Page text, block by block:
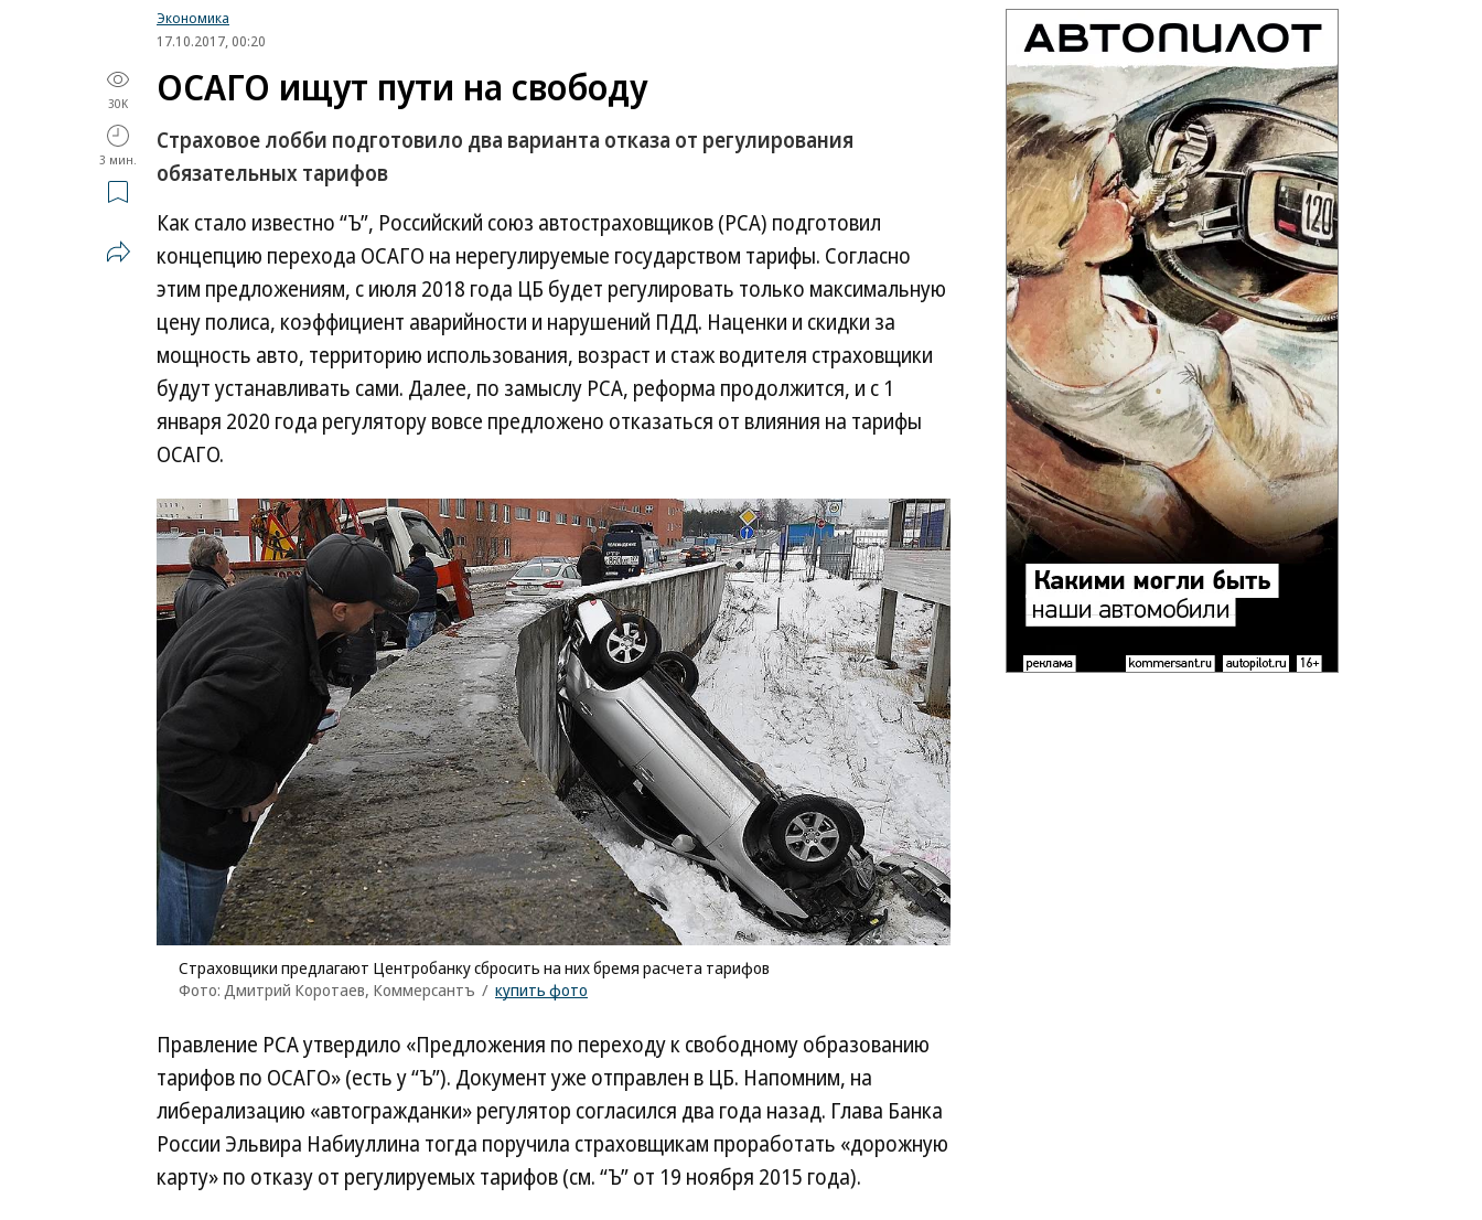
Экономика
17.10.2017, 00:20
30K
3 мин.
ОСАГО ищут пути на свободу
Страховое лобби подготовило два варианта отказа от регулирования
обязательных тарифов
Как стало известно “Ъ”, Российский союз автостраховщиков (РСА) подготовил
концепцию перехода ОСАГО на нерегулируемые государством тарифы. Согласно
этим предложениям, с июля 2018 года ЦБ будет регулировать только максимальную
цену полиса, коэффициент аварийности и нарушений ПДД. Наценки и скидки за
мощность авто, территорию использования, возраст и стаж водителя страховщики
будут устанавливать сами. Далее, по замыслу РСА, реформа продолжится, и с 1
января 2020 года регулятору вовсе предложено отказаться от влияния на тарифы
ОСАГО.
Страховщики предлагают Центробанку сбросить на них бремя расчета тарифов
Фото: Дмитрий Коротаев, Коммерсантъ / купить фото
Правление РСА утвердило «Предложения по переходу к свободному образованию
тарифов по ОСАГО» (есть у “Ъ”). Документ уже отправлен в ЦБ. Напомним, на
либерализацию «автогражданки» регулятор согласился два года назад. Глава Банка
России Эльвира Набиуллина тогда поручила страховщикам проработать «дорожную
карту» по отказу от регулируемых тарифов (см. “Ъ” от 19 ноября 2015 года).